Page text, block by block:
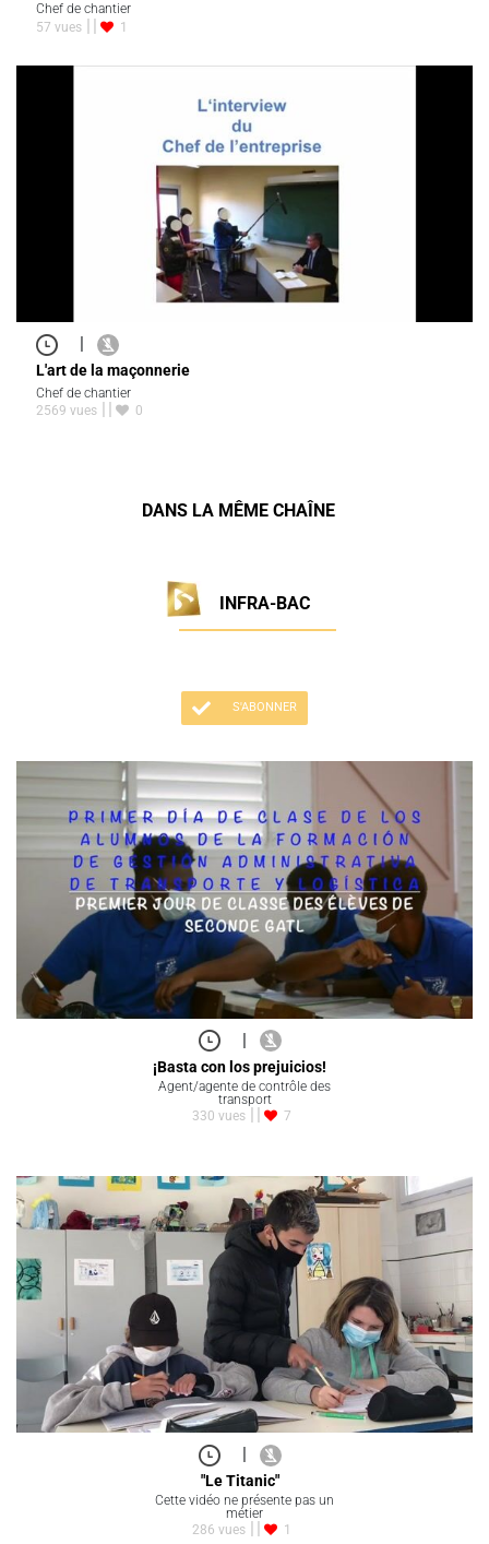
Chef de chantier
57 vues
1
|
L'art de la maçonnerie
Chef de chantier
2569 vues
0
DANS LA MÊME CHAÎNE
INFRA-BAC
S'ABONNER
|
¡Basta con los prejuicios!
Agent/agente de contrôle des
transport
330 vues
7
|
"Le Titanic"
Cette vidéo ne présente pas un
métier
286 vues
1